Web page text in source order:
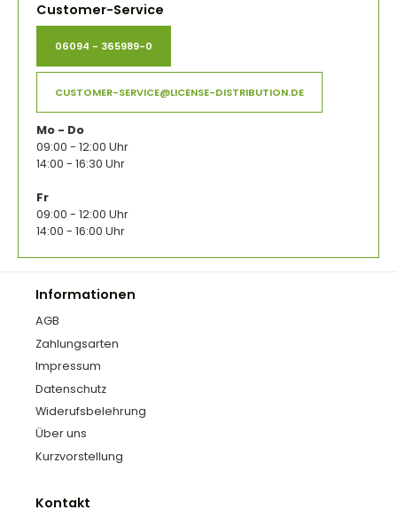
Customer-Service
06094 - 365989-0
CUSTOMER-SERVICE@LICENSE-DISTRIBUTION.DE
Mo - Do
09:00 - 12:00 Uhr
14:00 - 16:30 Uhr
Fr
09:00 - 12:00 Uhr
14:00 - 16:00 Uhr
Informationen
AGB
Zahlungsarten
Impressum
Datenschutz
Widerufsbelehrung
Über uns
Kurzvorstellung
Kontakt